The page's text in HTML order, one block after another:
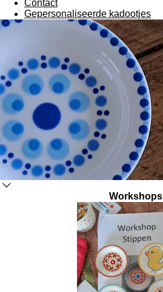
Contact
Gepersonaliseerde kadootjes
Workshops